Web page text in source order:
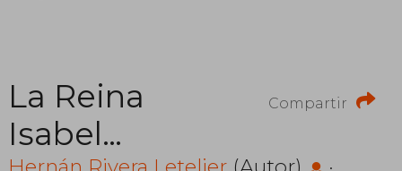
Compartir
La Reina
Isabel